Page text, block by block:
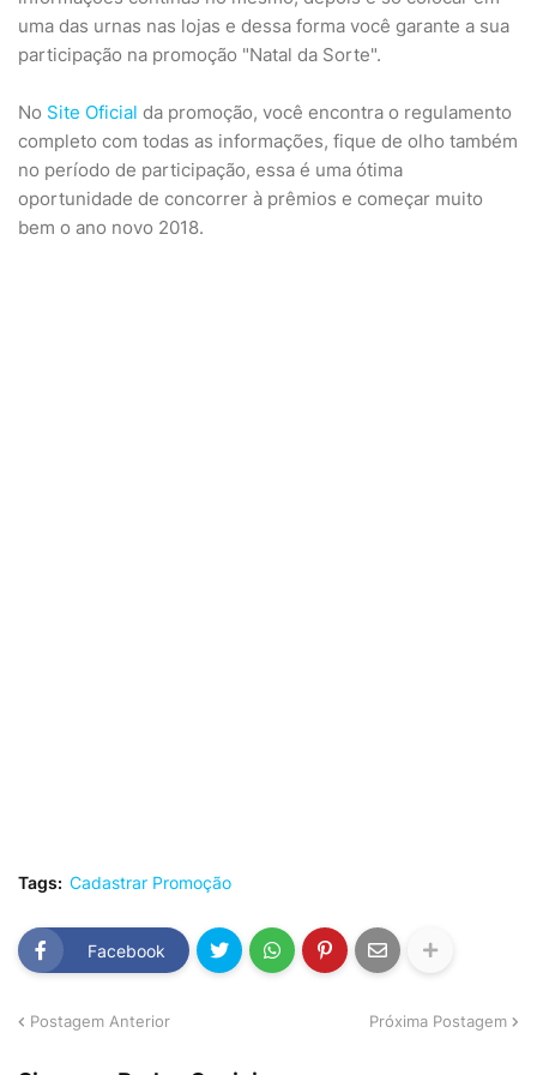
uma das urnas nas lojas e dessa forma você garante a sua
participação na promoção "Natal da Sorte".
No Site Oficial da promoção, você encontra o regulamento
completo com todas as informações, fique de olho também
no período de participação, essa é uma ótima
oportunidade de concorrer à prêmios e começar muito
bem o ano novo 2018.
Tags: Cadastrar Promoção
Facebook
Postagem Anterior Próxima Postagem